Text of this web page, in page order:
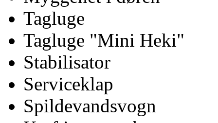
Tagluge
Tagluge "Mini Heki"
Stabilisator
Serviceklap
Spildevandsvogn